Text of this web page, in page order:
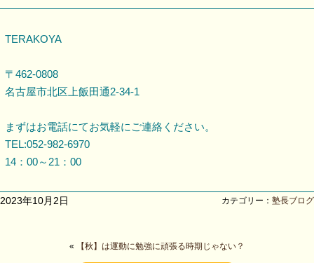
TERAKOYA
〒462-0808
名古屋市北区上飯田通2-34-1
まずはお電話にてお気軽にご連絡ください。
TEL:052-982-6970
14：00～21：00
2023年10月2日 カテゴリー： 塾長ブログ
« 【秋】は運動に勉強に頑張る時期じゃない？